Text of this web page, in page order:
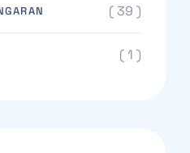
( 39 )
( 1 )